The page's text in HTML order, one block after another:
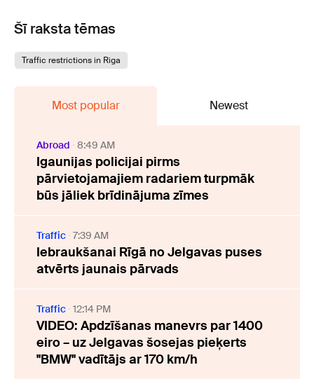
Šī raksta tēmas
Traffic restrictions in Riga
Most popular Newest
Abroad 8:49 AM
Igaunijas policijai pirms
pārvietojamajiem radariem turpmāk
būs jāliek brīdinājuma zīmes
Traffic 7:39 AM
Iebraukšanai Rīgā no Jelgavas puses
atvērts jaunais pārvads
Traffic 12:14 PM
VIDEO: Apdzīšanas manevrs par 1400
eiro – uz Jelgavas šosejas pieķerts
"BMW" vadītājs ar 170 km/h